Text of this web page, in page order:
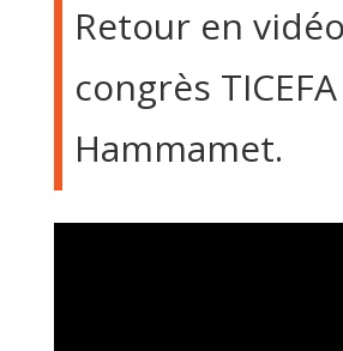
Retour en
congrès
Hammamet.